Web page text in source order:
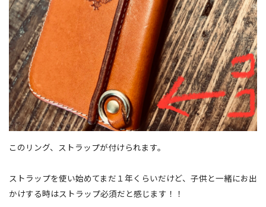
このリング、ストラップが付けられます。
ストラップを使い始めてまだ１年くらいだけど、子供と一緒にお出
かけする時はストラップ必須だと感じます！！